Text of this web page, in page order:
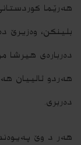
هه‌رێما
بلینكن، وه‌زیرێ
ده‌رباره‌ى هیرشا
هه‌ردو ئالییان
ده‌ربرى.
هه‌ر د وێ